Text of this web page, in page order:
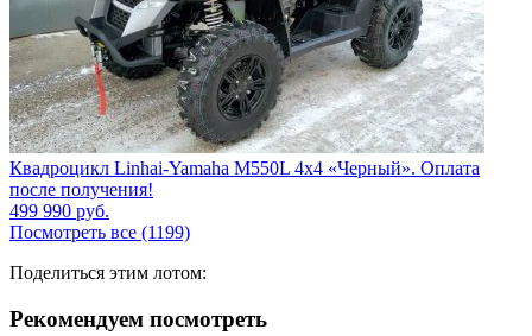
Квадроцикл Linhai-Yamaha M550L 4x4 «Черный». Оплата
после получения!
499 990 руб.
Посмотреть все (1199)
Поделиться этим лотом:
Рекомендуем посмотреть